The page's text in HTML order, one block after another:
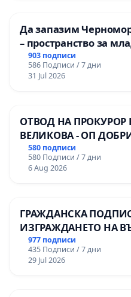
Да запазим
– пространство за
903 подписи
586 Подписи / 7 дни
31 Jul 2026
ОТВОД НА ПРОКУРОР
ВЕЛИКОВА - ОП
580 подписи
580 Подписи / 7 дни
6 Aug 2026
ГРАЖДАНСКА
ИЗГРАЖДАНЕТО НА
НА ТЕРИТОРИЯТА НА
ЗАБЕЛЕЖИТЕЛНОСТ
ОСВОБОДИТЕЛИТЕ“
977 подписи
435 Подписи / 7 дни
29 Jul 2026